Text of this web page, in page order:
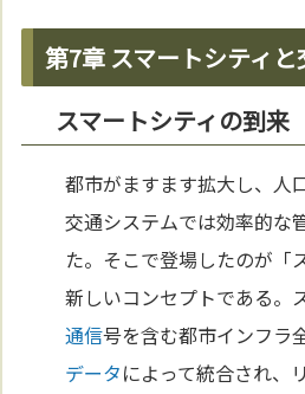
第7章 スマートシティ
スマートシティの到来
都市がますます拡大し、人
交通システムでは効率的な
た。そこで登場したのが「
新しいコンセプトである。
通信号を含む都市インフラ
データによって統合され、